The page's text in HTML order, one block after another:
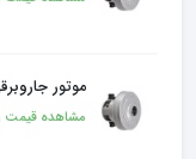
موتور جاروبرقی 2000 وات
مشاهده قیمت